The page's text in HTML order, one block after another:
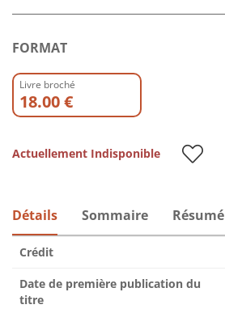
FORMAT
Livre broché
18.00 €
Actuellement Indisponible
Détails Sommaire Résumé
Crédit
Date de première publication du
titre